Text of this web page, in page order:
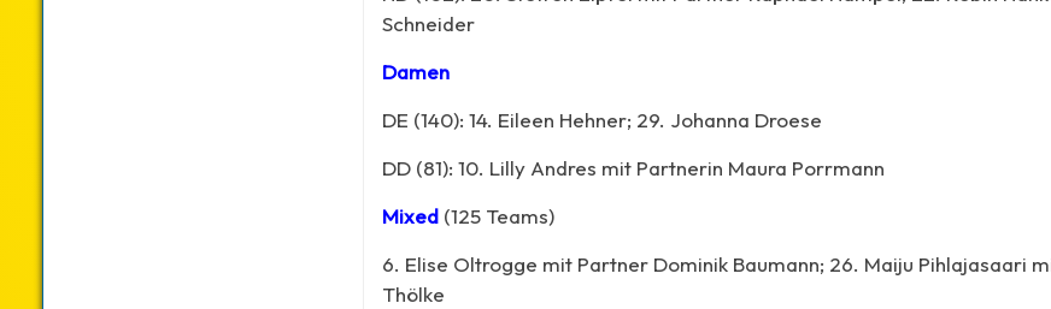
Schneider
Damen
DE (140): 14. Eileen Hehner; 29. Johanna Droese
DD (81): 10. Lilly Andres mit Partnerin Maura Porrmann
Mixed(125 Teams)
6. Elise Oltrogge mit Partner Dominik Baumann; 26. Maiju Pihlajasaari
Thölke